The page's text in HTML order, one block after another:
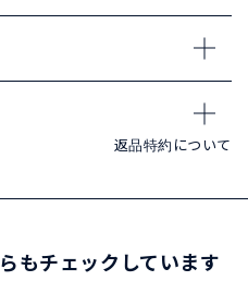
返品特約について
もチェックしています